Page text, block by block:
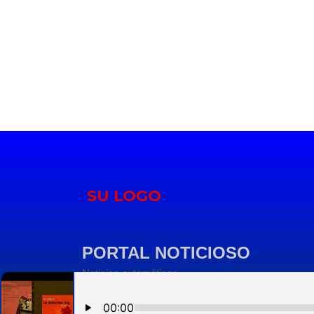
PORTAL NOTICIOSO
Noticias automáticas